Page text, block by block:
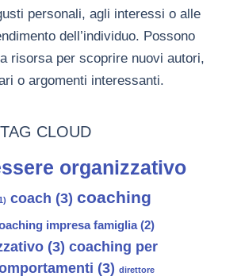
personali, agli interessi o alle
dell’individuo. Possono
risorsa per scoprire nuovi autori,
o argomenti interessanti.
TAG CLOUD
organizzativo
coach (3) coaching
impresa famiglia(2)
(3) coaching per
(3) direttore